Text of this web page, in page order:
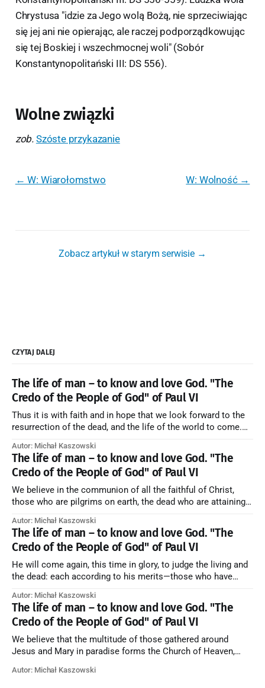
Chrystusa "idzie za Jego wolą Bożą, nie sprzeciwiając
się jej ani nie opierając, ale raczej podporządkowując
się tej Boskiej i wszechmocnej woli" (Sobór
Konstantynopolitański III: DS 556).
Wolne związki
zob. Szóste przykazanie
← W: Wiarołomstwo W: Wolność →
Zobacz artykuł w starym serwisie →
CZYTAJ DALEJ
The life of man – to know and love God. "The
Credo of the People of God" of Paul VI
Thus it is with faith and in hope that we look forward to the
resurrection of the dead, and the life of the world to come.
artykuł w starym serwisie →
Autor: Michał Kaszowski
The life of man – to know and love God. "The
Credo of the People of God" of Paul VI
We believe in the communion of all the faithful of Christ,
those who are pilgrims on earth, the dead who are attaining
forming one Church; and we believe that in this communion
the merciful love of God and His saints is
Autor: Michał Kaszowski
The life of man – to know and love God. "The
Credo of the People of God" of Paul VI
He will come again, this time in glory, to judge the living and
the dead: each according to his merits—those who have
those who have refused them to the end going to the fire that
is not
Autor: Michał Kaszowski
The life of man – to know and love God. "The
Credo of the People of God" of Paul VI
We believe that the multitude of those gathered around
Jesus and Mary in paradise forms the Church of Heaven,
they also, in different degrees, are associated with the holy
Autor: Michał Kaszowski